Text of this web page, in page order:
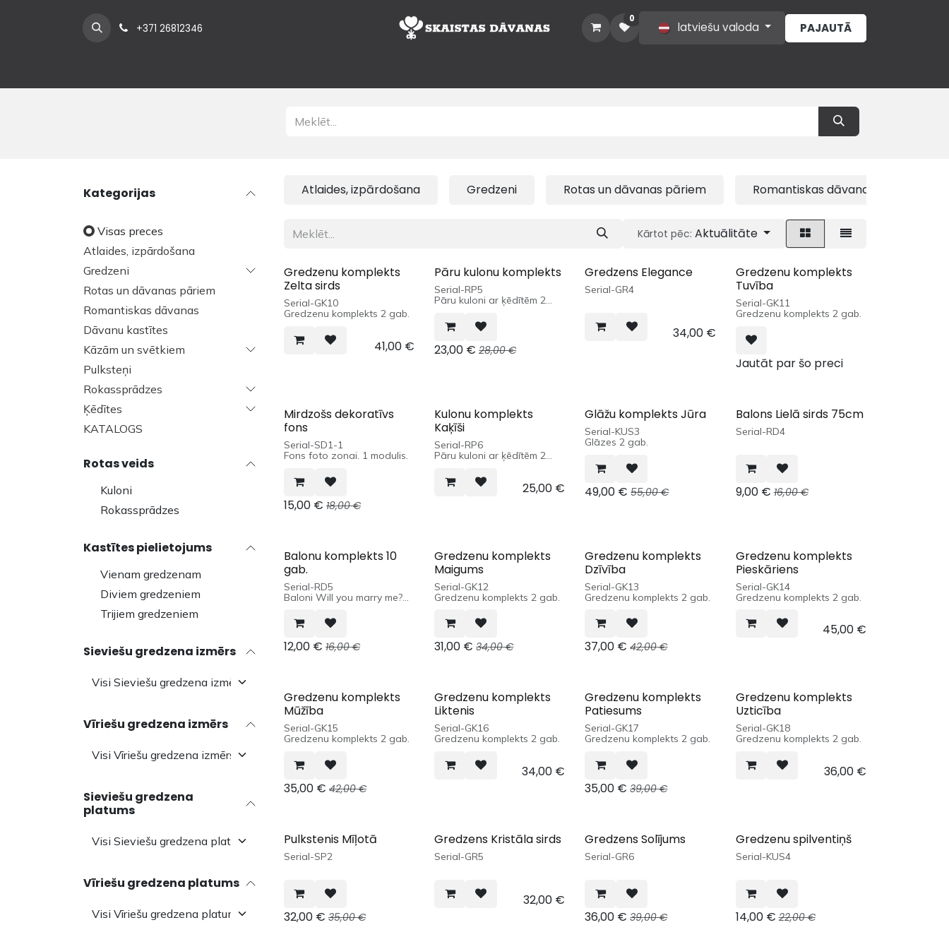
+371 26812346
0
latviešu valoda PAJAUTĀ
Kategorijas
Visas preces
Atlaides, izpārdošana
Gredzeni
Rotas un dāvanas pāriem
Romantiskas dāvanas
Dāvanu kastītes
Kāzām un svētkiem
Pulksteņi
Rokassprādzes
Ķēdītes
KATALOGS
Rotas veids
Kuloni
Rokassprādzes
Kastītes pielietojums
Vienam gredzenam
Diviem gredzeniem
Trijiem gredzeniem
Sieviešu gredzena izmērs
Vīriešu gredzena izmērs
Sieviešu gredzena
platums
Vīriešu gredzena platums
Atlaides, izpārdošana Gredzeni Rotas un dāvanas pāriem Romantiskas dāvanas
Kārtot pēc: Aktuālitāte
Gredzenu komplekts
Zelta sirds
Serial-GK10
Gredzenu komplekts 2 gab.
41,00 €
Pāru kulonu komplekts
Serial-RP5
Pāru kuloni ar ķēdītēm 2
23,00 € 28,00€
Gredzens Elegance
Serial-GR4
34,00€
Gredzenu komplekts
Tuvība
Serial-GK11
Gredzenu komplekts 2 gab.
Jautāt par šo preci
Mirdzošs dekoratīvs
fons
Serial-SD1-1
Fons foto zonai. 1 modulis.
15,00 € 18,00€
Kulonu komplekts
Kaķīši
Serial-RP6
Pāru kuloni ar ķēdītēm 2
25,00 €
Glāžu komplekts Jūra
Serial-KUS3
Glāzes 2 gab.
49,00 € 55,00€
Balons Lielā sirds 75cm
Serial-RD4
9,00€ 16,00€
Balonu komplekts 10
gab.
Serial-RD5
Baloni Will you marry me?
12,00 € 16,00€
Gredzenu komplekts
Maigums
Serial-GK12
Gredzenu komplekts 2 gab.
31,00 € 34,00€
Gredzenu komplekts
Dzīvība
Serial-GK13
Gredzenu komplekts 2 gab.
37,00 € 42,00€
Gredzenu komplekts
Pieskāriens
Serial-GK14
Gredzenu komplekts 2 gab.
45,00€
Gredzenu komplekts
Mūžība
Serial-GK15
Gredzenu komplekts 2 gab.
35,00 € 42,00€
Gredzenu komplekts
Liktenis
Serial-GK16
Gredzenu komplekts 2 gab.
34,00 €
Gredzenu komplekts
Patiesums
Serial-GK17
Gredzenu komplekts 2 gab.
35,00 € 39,00€
Gredzenu komplekts
Uzticība
Serial-GK18
Gredzenu komplekts 2 gab.
36,00€
Pulkstenis Mīļotā
Serial-SP2
32,00 € 35,00€
Gredzens Kristāla sirds
Serial-GR5
32,00 €
Gredzens Solījums
Serial-GR6
36,00 € 39,00€
Gredzenu spilventiņš
Serial-KUS4
14,00€ 22,00€